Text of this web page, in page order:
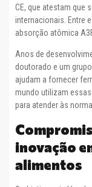
CE, que atestam que
internacionais. Entre
absorção atômica
Anos de
doutorado e um
ajudam a fornecer
mundo utilizam
para atender às
inovação
alimentos